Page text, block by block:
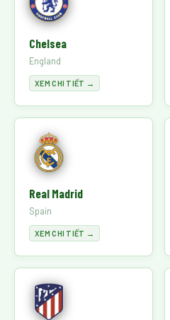
Chelsea
England
XEM CHI TIẾT →
Real Madrid
Spain
XEM CHI TIẾT →